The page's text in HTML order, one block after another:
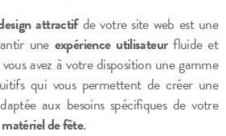
attractifde votre site web est une
une expérience utilisateurfluide et
avez à votre disposition une gamme
qui vous permettent de créer une
aux besoins spécifiques de votre
de fête.